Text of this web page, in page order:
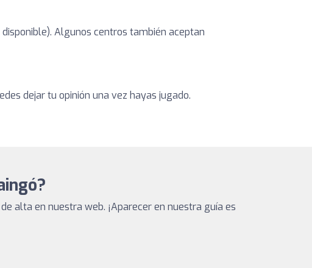
Algunos centros también aceptan
dejar tu opinión una vez hayas jugado.
alta en nuestra web. ¡Aparecer en nuestra guía es